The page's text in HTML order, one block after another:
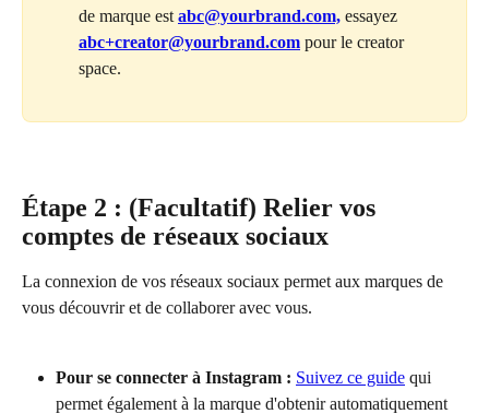
de marque est abc@yourbrand.com, essayez
abc+creator@yourbrand.com pour le creator
space.
Étape 2 : (Facultatif) Relier vos
comptes de réseaux sociaux
La connexion de vos réseaux sociaux permet aux marques de
vous découvrir et de collaborer avec vous.
Pour se connecter à Instagram : Suivez ce guide qui
permet également à la marque d'obtenir automatiquement